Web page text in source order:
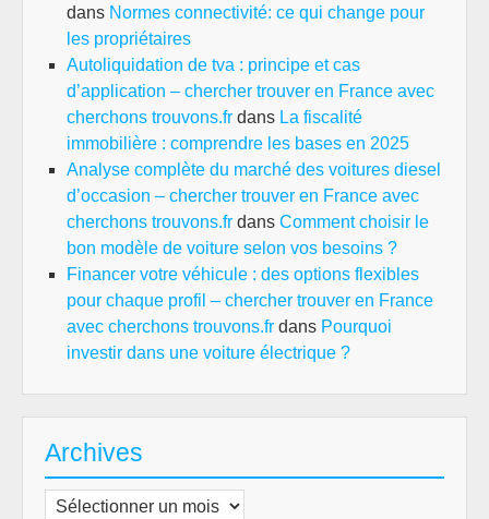
dans Normes connectivité: ce qui change pour
les propriétaires
Autoliquidation de tva : principe et cas
d’application – chercher trouver en France avec
cherchons trouvons.fr dans La fiscalité
immobilière : comprendre les bases en 2025
Analyse complète du marché des voitures diesel
d’occasion – chercher trouver en France avec
cherchons trouvons.fr dans Comment choisir le
bon modèle de voiture selon vos besoins ?
Financer votre véhicule : des options flexibles
pour chaque profil – chercher trouver en France
avec cherchons trouvons.fr dans Pourquoi
investir dans une voiture électrique ?
Archives
Archives